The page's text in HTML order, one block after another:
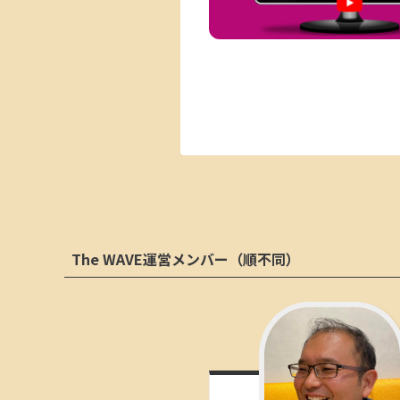
The WAVE運営メンバー（順不同）